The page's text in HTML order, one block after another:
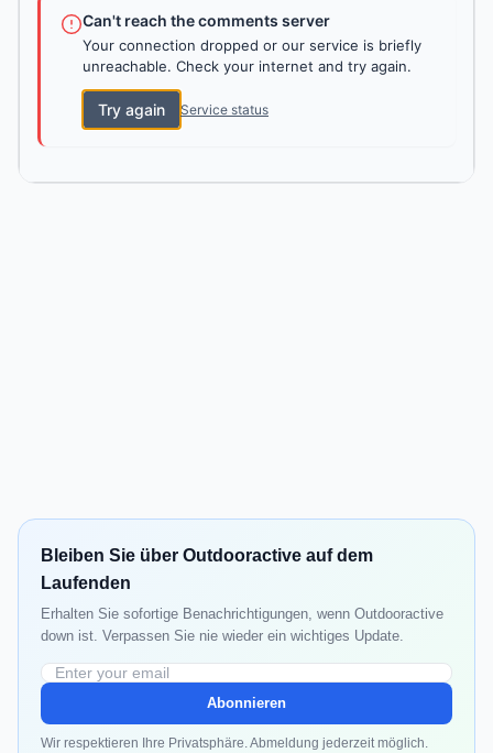
Can't reach the comments server
Your connection dropped or our service is briefly
unreachable. Check your internet and try again.
Try again Service status
Bleiben Sie über Outdooractive auf dem
Laufenden
Erhalten Sie sofortige Benachrichtigungen, wenn Outdooractive
down ist. Verpassen Sie nie wieder ein wichtiges Update.
Abonnieren
Wir respektieren Ihre Privatsphäre. Abmeldung jederzeit möglich.